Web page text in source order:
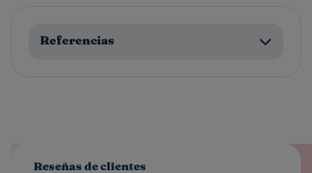
Referencias
Reseñas de clientes